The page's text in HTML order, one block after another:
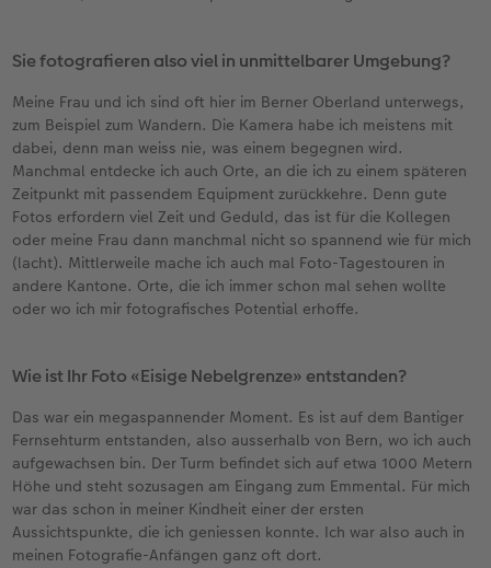
Sie fotografieren also viel in unmittelbarer Umgebung?
Meine Frau und ich sind oft hier im Berner Oberland unterwegs,
zum Beispiel zum Wandern. Die Kamera habe ich meistens mit
dabei, denn man weiss nie, was einem begegnen wird.
Manchmal entdecke ich auch Orte, an die ich zu einem späteren
Zeitpunkt mit passendem Equipment zurückkehre. Denn gute
Fotos erfordern viel Zeit und Geduld, das ist für die Kollegen
oder meine Frau dann manchmal nicht so spannend wie für mich
(lacht). Mittlerweile mache ich auch mal Foto-Tagestouren in
andere Kantone. Orte, die ich immer schon mal sehen wollte
oder wo ich mir fotografisches Potential erhoffe.
Wie ist Ihr Foto «Eisige Nebelgrenze» entstanden?
Das war ein megaspannender Moment. Es ist auf dem Bantiger
Fernsehturm entstanden, also ausserhalb von Bern, wo ich auch
aufgewachsen bin. Der Turm befindet sich auf etwa 1000 Metern
Höhe und steht sozusagen am Eingang zum Emmental. Für mich
war das schon in meiner Kindheit einer der ersten
Aussichtspunkte, die ich geniessen konnte. Ich war also auch in
meinen Fotografie-Anfängen ganz oft dort.